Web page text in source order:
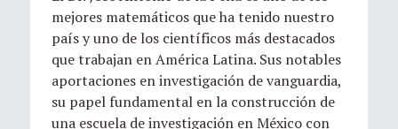
mejores matemáticos que ha tenido nuestro
país y uno de los científicos más destacados
que trabajan en América Latina. Sus notables
aportaciones en investigación de vanguardia,
su papel fundamental en la construcción de
una escuela de investigación en México con